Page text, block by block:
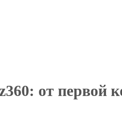
от первой